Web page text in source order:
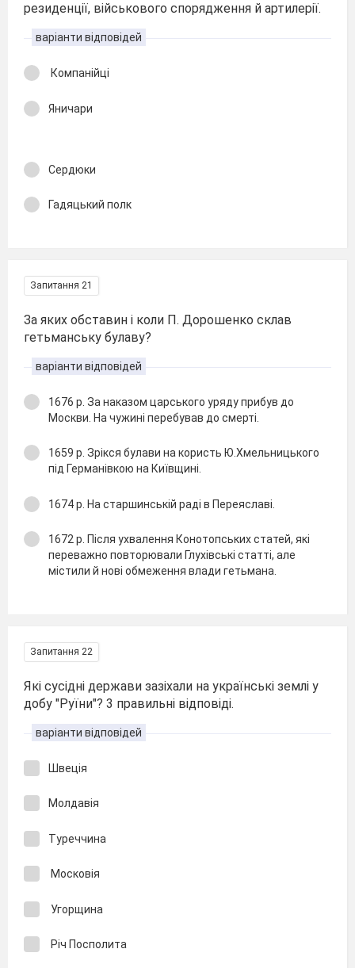
резиденції, військового спорядження й артилерії.
варіанти відповідей
Компанійці
Яничари
Сердюки
Гадяцький полк
Запитання 21
За яких обставин і коли П. Дорошенко склав
гетьманську булаву?
варіанти відповідей
1676 р. За наказом царського уряду прибув до
Москви. На чужині перебував до смерті.
1659 р. Зрікся булави на користь Ю.Хмельницького
під Германівкою на Київщині.
1674 р. На старшинській раді в Переяславі.
1672 р. Після ухвалення Конотопських статей, які
переважно повторювали Глухівські статті, але
містили й нові обмеження влади гетьмана.
Запитання 22
Які сусідні держави зазіхали на українські землі у
добу "Руїни"? 3 правильні відповіді.
варіанти відповідей
Швеція
Молдавія
Туреччина
Московія
Угорщина
Річ Посполита